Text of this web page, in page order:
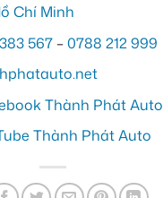
Chí Minh
567 –0788 212 999
Thành Phát Auto
Thành Phát Auto